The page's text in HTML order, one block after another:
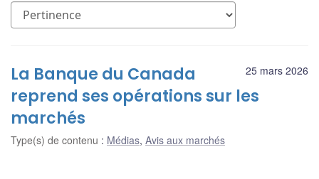
25 mars 2026
La Banque du Canada
reprend ses opérations sur les
marchés
Type(s) de contenu : Médias, Avis aux marchés